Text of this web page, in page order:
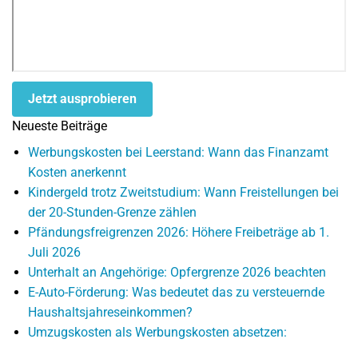
Jetzt ausprobieren
Neueste Beiträge
Werbungskosten bei Leerstand: Wann das Finanzamt
Kosten anerkennt
Kindergeld trotz Zweitstudium: Wann Freistellungen bei
der 20-Stunden-Grenze zählen
Pfändungsfreigrenzen 2026: Höhere Freibeträge ab 1.
Juli 2026
Unterhalt an Angehörige: Opfergrenze 2026 beachten
E-Auto-Förderung: Was bedeutet das zu versteuernde
Haushaltsjahreseinkommen?
Umzugskosten als Werbungskosten absetzen: